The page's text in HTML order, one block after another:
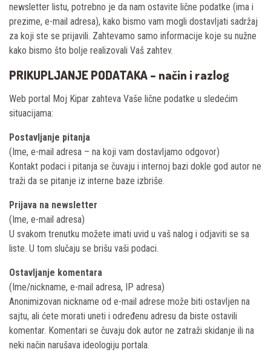
newsletter listu, potrebno je da nam ostavite lične podatke (ima i
prezime, e-mail adresa), kako bismo vam mogli dostavljati sadržaj
za koji ste se prijavili. Zahtevamo samo informacije koje su nužne
kako bismo što bolje realizovali Vaš zahtev.
PRIKUPLJANJE PODATAKA – način i razlog
Web portal Moj Kipar zahteva Vaše lične podatke u sledećim
situacijama:
Postavljanje pitanja
(Ime, e-mail adresa – na koji vam dostavljamo odgovor)
Kontakt podaci i pitanja se čuvaju i internoj bazi dokle god autor ne
traži da se pitanje iz interne baze izbriše.
Prijava na newsletter
(Ime, e-mail adresa)
U svakom trenutku možete imati uvid u vaš nalog i odjaviti se sa
liste. U tom slučaju se brišu vaši podaci.
Ostavljanje komentara
(Ime/nickname, e-mail adresa, IP adresa)
Anonimizovan nickname od e-mail adrese može biti ostavljen na
sajtu, ali ćete morati uneti i određenu adresu da biste ostavili
komentar. Komentari se čuvaju dok autor ne zatraži skidanje ili na
neki način narušava ideologiju portala.